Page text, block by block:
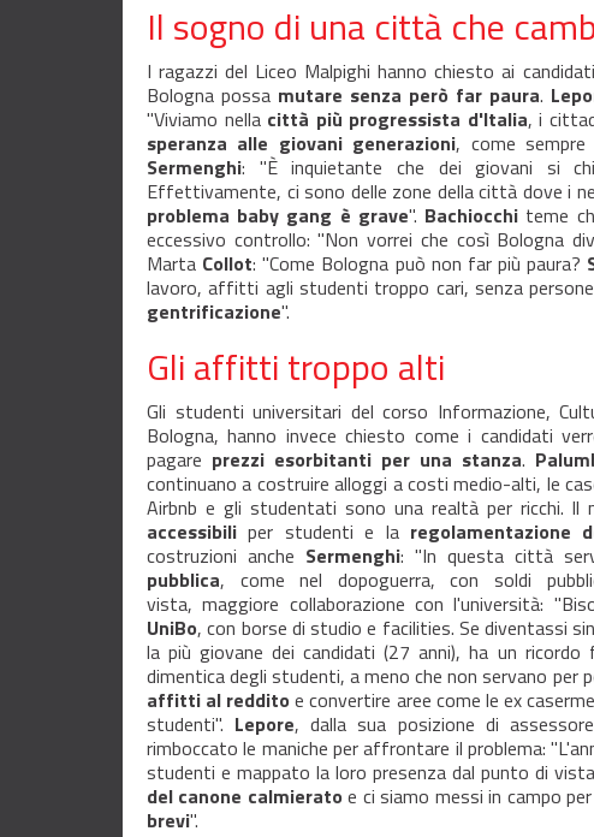
Il sogno di una città che
I ragazzi del Liceo Malpighi hanno chiesto ai
Bologna possa mutare senza però far paura.
"Viviamo nella città più progressista d'Italia, i
speranza alle giovani generazioni, come
Sermenghi: "È inquietante che dei giovani si
Effettivamente, ci sono delle zone della città dove i
problema baby gang è grave". Bachiocchi teme
eccessivo controllo: "Non vorrei che così Bologna
Marta Collot: "Come Bologna può non far più paura?
lavoro, affitti agli studenti troppo cari, senza
gentrificazione".
Gli affitti troppo alti
Gli studenti universitari del corso Informazione,
Bologna, hanno invece chiesto come i candidati
pagare prezzi esorbitanti per una stanza.
continuano a costruire alloggi a costi medio-alti, le
Airbnb e gli studentati sono una realtà per ricchi. Il
accessibili per studenti e la regolamentazione
costruzioni anche Sermenghi: "In questa città
pubblica, come nel dopoguerra, con soldi
vista, maggiore collaborazione con l'università:
UniBo, con borse di studio e facilities. Se diventassi
la più giovane dei candidati (27 anni), ha un
dimentica degli studenti, a meno che non servano per
affitti al reddito e convertire aree come le ex
studenti". Lepore, dalla sua posizione di
rimboccato le maniche per affrontare il problema:
studenti e mappato la loro presenza dal punto di
del canone calmierato e ci siamo messi in campo
brevi".